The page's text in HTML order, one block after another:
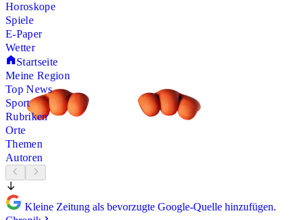
Horoskope
Spiele
E-Paper
Wetter
Startseite
Meine Region
Top News
Sport
Rubriken
Orte
Themen
Autoren
Kleine Zeitung als bevorzugte Google-Quelle hinzufügen.